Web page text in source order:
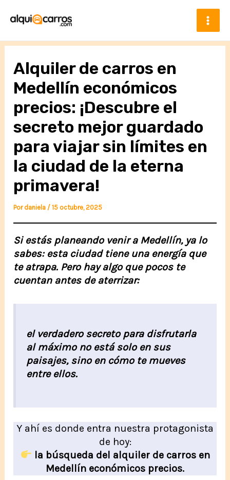
contenido
Alquiler de carros en
Medellín económicos
precios: ¡Descubre el
secreto mejor guardado
para viajar sin límites en
la ciudad de la eterna
primavera!
Por daniela /15 octubre, 2025
Si estás planeando venir a Medellín, ya lo
sabes: esta ciudad tiene una energía que
te atrapa. Pero hay algo que pocos te
cuentan antes de aterrizar:
el verdadero secreto para disfrutarla
al máximo no está solo en sus
paisajes, sino en cómo te mueves
entre ellos.
Y ahí es donde entra nuestra protagonista
de hoy:
la búsqueda del alquiler de carros en
Medellín económicos precios.